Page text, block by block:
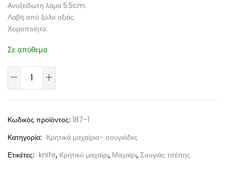
Ανοξείδωτη λάμα 5.5cm.
Λαβή από ξύλο οξιάς.
Χειροποίητο.
Σε απόθεμα
Κωδικός προϊόντος: 187-1
Κατηγορία: Κρητικά μαχαίρια- σουγιάδες
Ετικέτες: knife, Κρητικό μαχαίρι, Μαχαίρι, Σουγιάς τσέπης